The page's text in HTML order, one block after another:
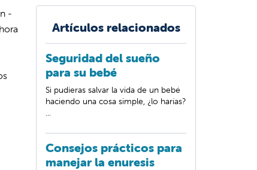
-
Artículos relacionados
Seguridad del sueño
para su bebé
Si pudieras salvar la vida de un bebé
haciendo una cosa simple, ¿lo harías?
...
Consejos prácticos para
manejar la enuresis